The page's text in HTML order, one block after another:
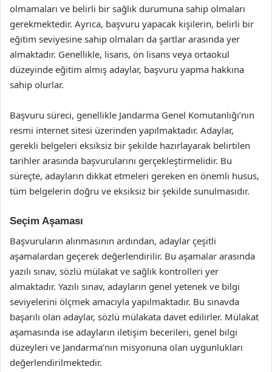
olmamaları ve belirli bir sağlık durumuna sahip olmaları
gerekmektedir. Ayrıca, başvuru yapacak kişilerin, belirli bir
eğitim seviyesine sahip olmaları da şartlar arasında yer
almaktadır. Genellikle, lisans, ön lisans veya ortaokul
düzeyinde eğitim almış adaylar, başvuru yapma hakkına
sahip olurlar.
Başvuru süreci, genellikle Jandarma Genel Komutanlığı’nın
resmi internet sitesi üzerinden yapılmaktadır. Adaylar,
gerekli belgeleri eksiksiz bir şekilde hazırlayarak belirtilen
tarihler arasında başvurularını gerçekleştirmelidir. Bu
süreçte, adayların dikkat etmeleri gereken en önemli husus,
tüm belgelerin doğru ve eksiksiz bir şekilde sunulmasıdır.
Seçim Aşaması
Başvuruların alınmasının ardından, adaylar çeşitli
aşamalardan geçerek değerlendirilir. Bu aşamalar arasında
yazılı sınav, sözlü mülakat ve sağlık kontrolleri yer
almaktadır. Yazılı sınav, adayların genel yetenek ve bilgi
seviyelerini ölçmek amacıyla yapılmaktadır. Bu sınavda
başarılı olan adaylar, sözlü mülakata davet edilirler. Mülakat
aşamasında ise adayların iletişim becerileri, genel bilgi
düzeyleri ve Jandarma’nın misyonuna olan uygunlukları
değerlendirilmektedir.